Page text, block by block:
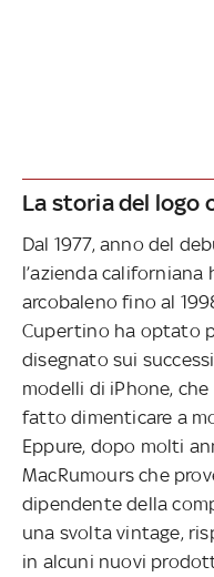
La storia del logo
Dal 1977, anno del
l’azienda
arcobaleno fino al
Cupertino ha optato
disegnato sui
modelli di iPhone,
fatto dimenticare a
Eppure, dopo molti
MacRumours che
dipendente della
una svolta vintage,
in alcuni nuovi